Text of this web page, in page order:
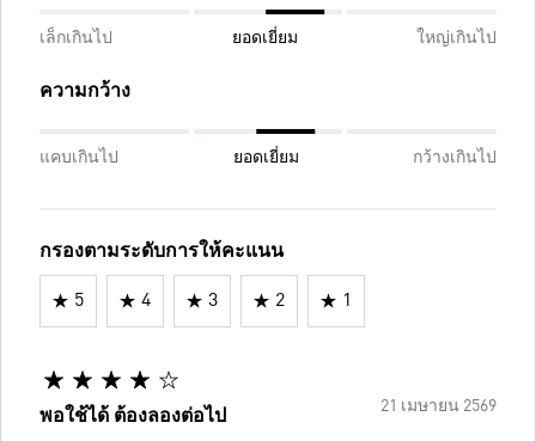
เล็กเกินไป ยอดเยี่ยม ใหญ่เกินไป
ความกว้าง
แคบเกินไป ยอดเยี่ยม กว้างเกินไป
กรองตามระดับการให้คะแนน
5 4 3 2 1
21 เมษายน 2569
พอใช้ได้ ต้องลองต่อไป